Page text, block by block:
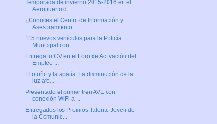
Temporada de invierno 2015-2016 en el
Aeropuerto d...
¿Conoces el Centro de Información y
Asesoramiento ...
115 nuevos vehículos para la Policía
Municipal con...
Entrega tu CV en el Foro de Activación del
Empleo ...
El otoño y la apatía. La disminución de la
luz afe...
Presentado el primer tren AVE con
conexión WiFi a ...
Entregados los Premios Talento Joven de
la Comunid...